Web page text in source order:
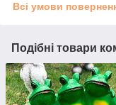
Всі умови
Подібні товари